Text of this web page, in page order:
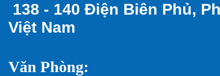
138 - 140 Điện Biên Phủ,
Việt Nam
Văn Phòng: